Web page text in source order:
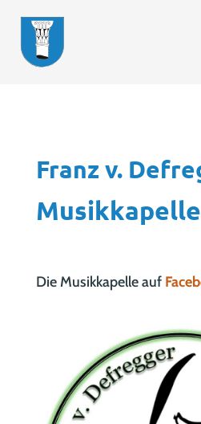
Franz v.
Die Musikkapelle auf